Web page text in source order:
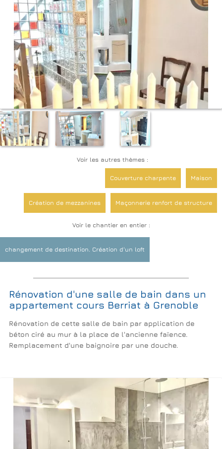
Voir le chantier en entier :
changement de destination. Création d'un loft
Voir les autres thèmes :
Maison
Couverture charpente
Maçonnerie renfort de structure
Création de mezzanines
Verrières: Laisser rentrer la lumière
Aménagements de combles
Décoration Revêtements Peinture
Extérieurs Terrasses Piscines
Rénovation d'une salle de bain dans un
appartement cours Berriat à Grenoble
Rénovation de cette salle de bain par application de
béton ciré au mur à la place de l'ancienne faïence.
Remplacement d'une baignoire par une douche.